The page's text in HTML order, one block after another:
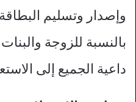
وإصدار وتسليم البطاقة
بالنسبة للزوجة
داعية الجميع إلى